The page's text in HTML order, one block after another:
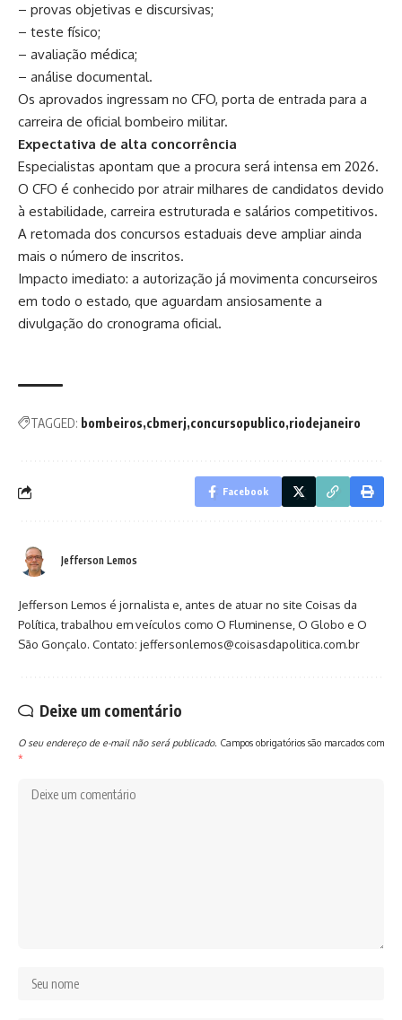
– provas objetivas e discursivas;
– teste físico;
– avaliação médica;
– análise documental.
Os aprovados ingressam no CFO, porta de entrada para a
carreira de oficial bombeiro militar.
Expectativa de alta concorrência
Especialistas apontam que a procura será intensa em 2026.
O CFO é conhecido por atrair milhares de candidatos devido
à estabilidade, carreira estruturada e salários competitivos.
A retomada dos concursos estaduais deve ampliar ainda
mais o número de inscritos.
Impacto imediato: a autorização já movimenta concurseiros
em todo o estado, que aguardam ansiosamente a
divulgação do cronograma oficial.
TAGGED: bombeiros cbmerj concursopublico riodejaneiro
Facebook
Jefferson Lemos
Jefferson Lemos é jornalista e, antes de atuar no site Coisas da
Política, trabalhou em veículos como O Fluminense, O Globo e O
São Gonçalo. Contato: jeffersonlemos@coisasdapolitica.com.br
Deixe um comentário
O seu endereço de e-mail não será publicado. Campos obrigatórios são marcados com
*